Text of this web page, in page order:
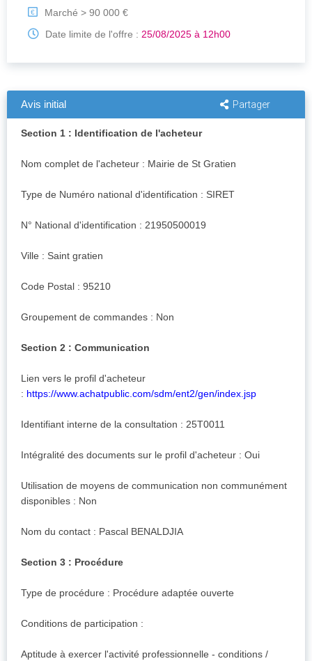
€
Marché > 90 000 €
Date limite de l'offre : 25/08/2025 à 12h00
Avis initial Partager
Section 1 : Identification de l'acheteur
Nom complet de l'acheteur : Mairie de St Gratien
Type de Numéro national d'identification : SIRET
N° National d'identification : 21950500019
Ville : Saint gratien
Code Postal : 95210
Groupement de commandes : Non
Section 2 : Communication
Lien vers le profil d'acheteur
: https://www.achatpublic.com/sdm/ent2/gen/index.jsp
Identifiant interne de la consultation : 25T0011
Intégralité des documents sur le profil d'acheteur : Oui
Utilisation de moyens de communication non communément
disponibles : Non
Nom du contact : Pascal BENALDJIA
Section 3 : Procédure
Type de procédure : Procédure adaptée ouverte
Conditions de participation :
Aptitude à exercer l'activité professionnelle - conditions /